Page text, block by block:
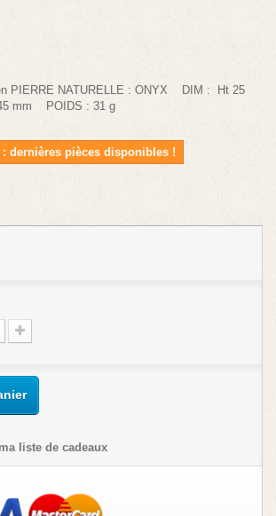
PIERRE NATURELLE : ONYX DIM : Ht 25
mm POIDS : 31 g
dernières pièces disponibles !
liste de cadeaux